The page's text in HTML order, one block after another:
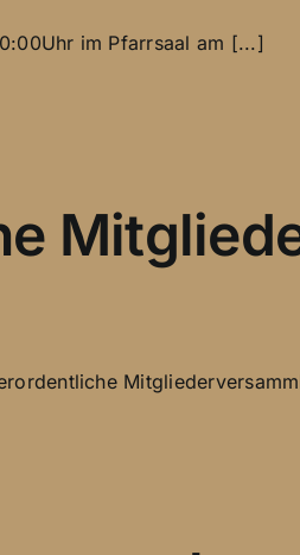
im Pfarrsaal am [...]